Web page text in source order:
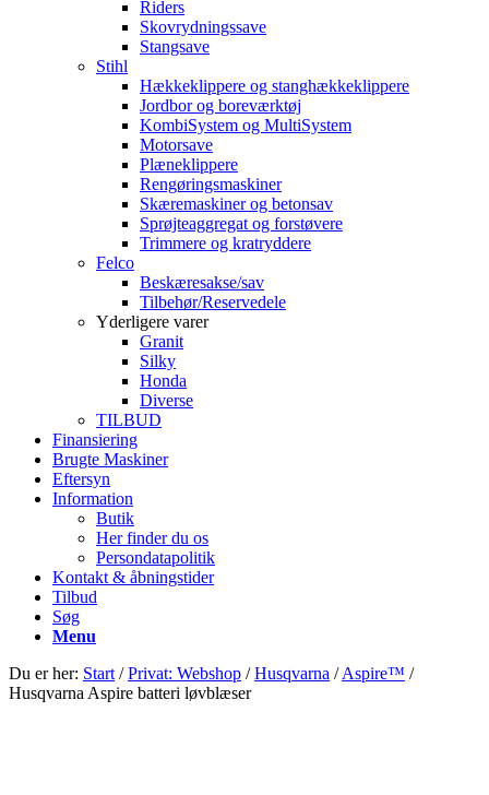
Riders
Skovrydningssave
Stangsave
Stihl
Hækkeklippere og stanghækkeklippere
Jordbor og boreværktøj
KombiSystem og MultiSystem
Motorsave
Plæneklippere
Rengøringsmaskiner
Skæremaskiner og betonsav
Sprøjteaggregat og forstøvere
Trimmere og kratryddere
Felco
Beskæresakse/sav
Tilbehør/Reservedele
Yderligere varer
Granit
Silky
Honda
Diverse
TILBUD
Finansiering
Brugte Maskiner
Eftersyn
Information
Butik
Her finder du os
Persondatapolitik
Kontakt & åbningstider
Tilbud
Søg
Menu
Du er her: Start / Privat: Webshop / Husqvarna / Aspire™ /
Husqvarna Aspire batteri løvblæser